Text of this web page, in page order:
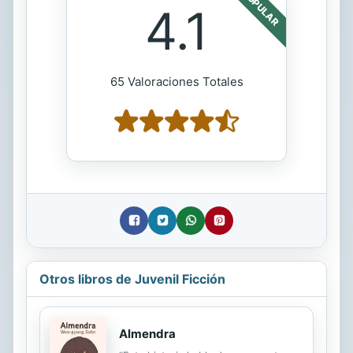
4.1
65 Valoraciones Totales
Otros libros de Juvenil Ficción
Almendra